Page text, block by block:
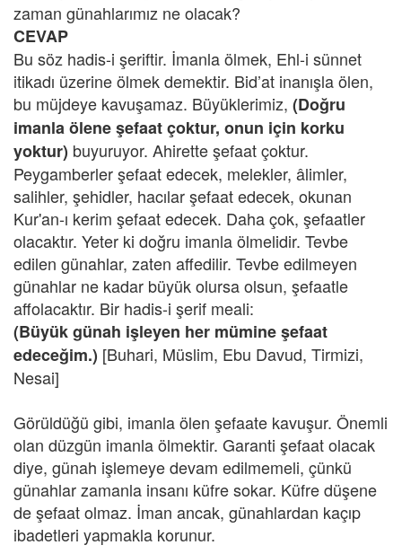
zaman günahlarımız ne olacak?
CEVAP
Bu söz hadis-i şeriftir. İmanla ölmek, Ehl-i sünnet
itikadı üzerine ölmek demektir. Bid’at inanışla ölen,
bu müjdeye kavuşamaz. Büyüklerimiz, (Doğru
imanla ölene şefaat çoktur, onun için korku
yoktur) buyuruyor. Ahirette şefaat çoktur.
Peygamberler şefaat edecek, melekler, âlimler,
salihler, şehidler, hacılar şefaat edecek, okunan
Kur'an-ı kerim şefaat edecek. Daha çok, şefaatler
olacaktır. Yeter ki doğru imanla ölmelidir. Tevbe
edilen günahlar, zaten affedilir. Tevbe edilmeyen
günahlar ne kadar büyük olursa olsun, şefaatle
affolacaktır. Bir hadis-i şerif meali:
(Büyük günah işleyen her mümine şefaat
edeceğim.) [Buhari, Müslim, Ebu Davud, Tirmizi,
Nesai]
Görüldüğü gibi, imanla ölen şefaate kavuşur. Önemli
olan düzgün imanla ölmektir. Garanti şefaat olacak
diye, günah işlemeye devam edilmemeli, çünkü
günahlar zamanla insanı küfre sokar. Küfre düşene
de şefaat olmaz. İman ancak, günahlardan kaçıp
ibadetleri yapmakla korunur.